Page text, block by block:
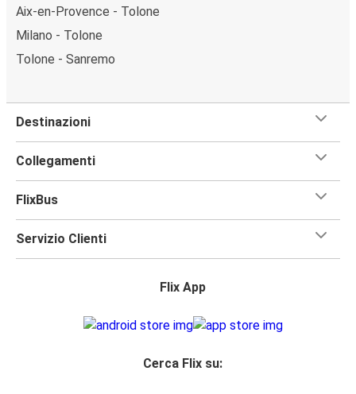
Aix-en-Provence - Tolone
Milano - Tolone
Tolone - Sanremo
Destinazioni
Collegamenti
FlixBus
Servizio Clienti
Flix App
Cerca Flix su: